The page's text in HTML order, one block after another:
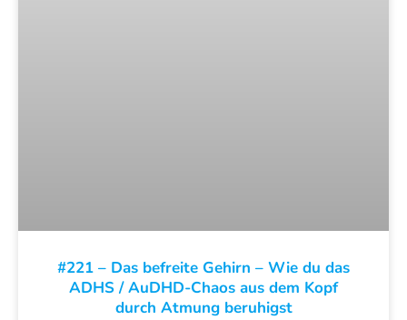
#221 – Das befreite Gehirn – Wie du das
ADHS / AuDHD-Chaos aus dem Kopf
durch Atmung beruhigst